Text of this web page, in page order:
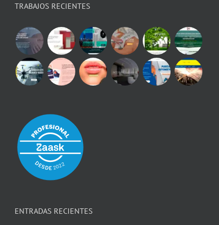
TRABAJOS RECIENTES
ENTRADAS RECIENTES